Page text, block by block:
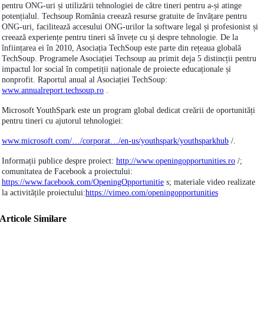
pentru ONG-uri și utilizării tehnologiei de către tineri pentru a-și atinge
potențialul. Techsoup România creează resurse gratuite de învățare pentru
ONG-uri, facilitează accesului ONG-urilor la software legal și profesionist și
creează experiențe pentru tineri să învețe cu și despre tehnologie. De la
înființarea ei în 2010, Asociația TechSoup este parte din rețeaua globală
TechSoup. Programele Asociației Techsoup au primit deja 5 distincții pentru
impactul lor social în competiții naționale de proiecte educaționale și
nonprofit. Raportul anual al Asociației TechSoup:
www.annualreport.techsoup.ro .
Microsoft YouthSpark este un program global dedicat creării de oportunități
pentru tineri cu ajutorul tehnologiei:
www.microsoft.com/…/corporat…/en-us/youthspark/youthsparkhub /.
Informații publice despre proiect: http://www.openingopportunities.ro /;
comunitatea de Facebook a proiectului:
https://www.facebook.com/OpeningOpportunitie s; materiale video realizate
la activitățile proiectului:https://vimeo.com/openingopportunities
Articole Similare